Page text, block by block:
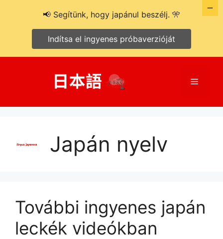
Menü
Japán nyelv
További ingyenes japán
leckék videókban
📢 Segítünk, hogy japánul beszélj. 🎌
Indítsa el ingyenes próbaverzióját